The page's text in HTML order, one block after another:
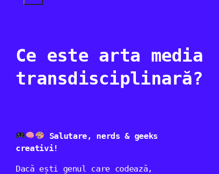
Ce este arta media
transdisciplinară?
Salutare, nerds & geeks
creativi!
Dacă ești genul care codează,